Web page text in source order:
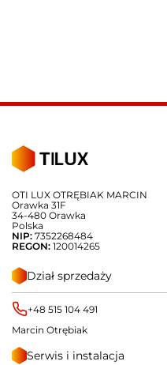
OTI LUX OTRĘBIAK MARCIN
Orawka 31F
34-480 Orawka
Polska
NIP: 7352268484
REGON: 120014265
Dział sprzedaży
+48 515 104 491
Marcin Otrębiak
Serwis i instalacja